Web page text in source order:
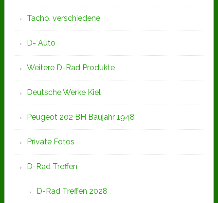
Tacho, verschiedene
D- Auto
Weitere D-Rad Produkte
Deutsche Werke Kiel
Peugeot 202 BH Baujahr 1948
Private Fotos
D-Rad Treffen
D-Rad Treffen 2028